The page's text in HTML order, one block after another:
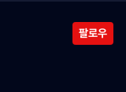
팔로우